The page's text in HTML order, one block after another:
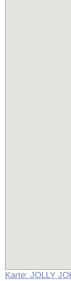
Karte: JOLLY